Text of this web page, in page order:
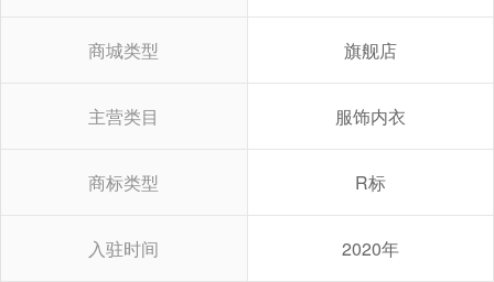
商城类型 旗舰店
主营类目 服饰内衣
商标类型 R标
入驻时间 2020年